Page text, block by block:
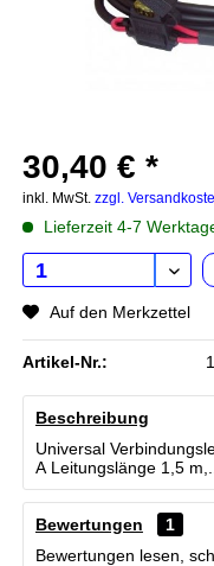
30,40 € *
inkl. MwSt. zzgl.
Lieferzeit 4-7
Auf den Merkzettel
Artikel-Nr.:
Beschreibung
Universal
A Leitungslänge 1,5 m,...
Bewertungen
1
Bewertungen lesen,